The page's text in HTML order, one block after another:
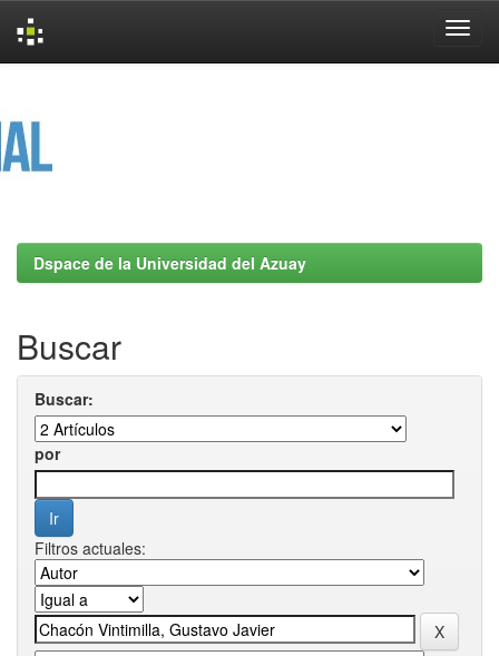
Dspace de la Universidad del Azuay
Buscar
Buscar:
por
Filtros actuales: